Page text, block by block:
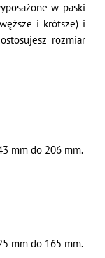
w paski
i krótsze) i
rozmiar
mm do 206 mm.
mm do 165 mm.